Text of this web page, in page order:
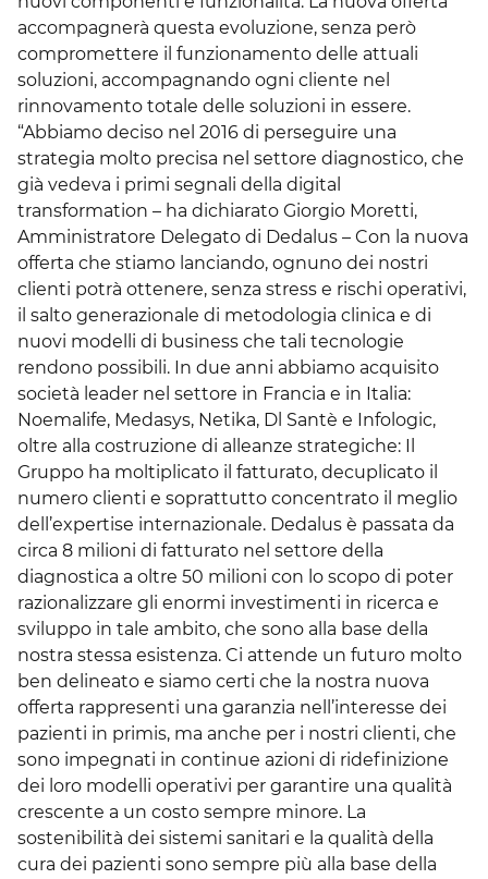
accompagnerà questa evoluzione, senza però
compromettere il funzionamento delle attuali
soluzioni, accompagnando ogni cliente nel
rinnovamento totale delle soluzioni in essere.
“Abbiamo deciso nel 2016 di perseguire una
strategia molto precisa nel settore diagnostico, che
già vedeva i primi segnali della digital
transformation – ha dichiarato Giorgio Moretti,
Amministratore Delegato di Dedalus – Con la nuova
offerta che stiamo lanciando, ognuno dei nostri
clienti potrà ottenere, senza stress e rischi operativi,
il salto generazionale di metodologia clinica e di
nuovi modelli di business che tali tecnologie
rendono possibili. In due anni abbiamo acquisito
società leader nel settore in Francia e in Italia:
Noemalife, Medasys, Netika, Dl Santè e Infologic,
oltre alla costruzione di alleanze strategiche: Il
Gruppo ha moltiplicato il fatturato, decuplicato il
numero clienti e soprattutto concentrato il meglio
dell’expertise internazionale. Dedalus è passata da
circa 8 milioni di fatturato nel settore della
diagnostica a oltre 50 milioni con lo scopo di poter
razionalizzare gli enormi investimenti in ricerca e
sviluppo in tale ambito, che sono alla base della
nostra stessa esistenza. Ci attende un futuro molto
ben delineato e siamo certi che la nostra nuova
offerta rappresenti una garanzia nell’interesse dei
pazienti in primis, ma anche per i nostri clienti, che
sono impegnati in continue azioni di ridefinizione
dei loro modelli operativi per garantire una qualità
crescente a un costo sempre minore. La
sostenibilità dei sistemi sanitari e la qualità della
cura dei pazienti sono sempre più alla base della